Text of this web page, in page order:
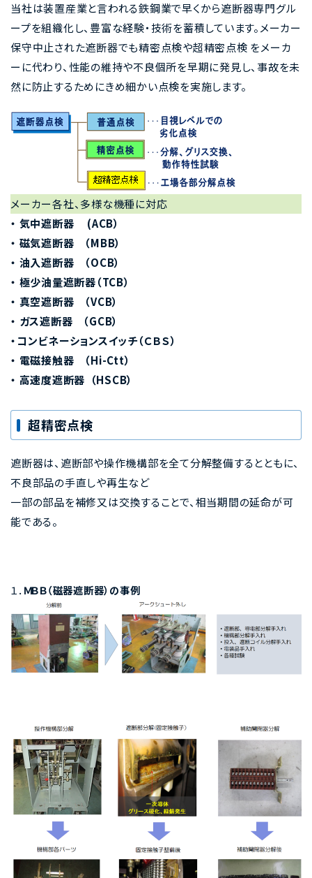
当社は装置産業と言われる鉄鋼業で早くから遮断器専門グル
ープを組織化し、豊富な経験・技術を蓄積しています。メーカー
保守中止された遮断器でも精密点検や超精密点検 をメーカ
ーに代わり、性能の維持や不良個所を早期に発見し、事故を未
然に防止するためにきめ細かい点検を実施します。
メーカー各社、多様な機種に対応
・ 気中遮断器 (ACB）
・ 磁気遮断器 （MBB）
・ 油入遮断器 （OCB）
・ 極少油量遮断器（TCB）
・ 真空遮断器 （VCB）
・ ガス遮断器 （GCB）
・コンビネーションスイッチ（ＣＢＳ）
・ 電磁接触器 （Hi-Ctt）
・ 高速度遮断器 （HSCB）
超精密点検
遮断器は、遮断部や操作機構部を全て分解整備するとともに、
不良部品の手直しや再生など
一部の部品を補修又は交換することで、相当期間の延命が可
能である。
１． ＭＢＢ（磁器遮断器）の事例